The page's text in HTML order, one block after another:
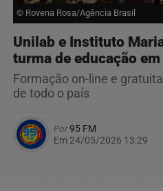
© Rovena Rosa/Agência Brasil
Unilab e Instituto
turma de educação
Formação on-line e
de todo o país
Por95 FM
Em 24/05/2026 13:29